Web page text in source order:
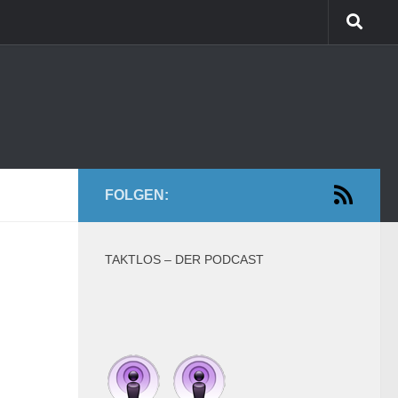
FOLGEN:
TAKTLOS – DER PODCAST